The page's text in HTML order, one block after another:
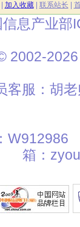
加入收藏| 联系站长
息产业部
2002-
客服：胡
箱：